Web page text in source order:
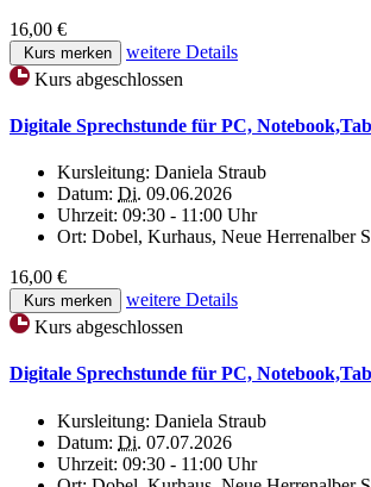
16,00 €
Kurs merken
weitere Details
Kurs abgeschlossen
Digitale Sprechstunde für PC,
Kursleitung: Daniela Straub
Datum: Di. 09.06.2026
Uhrzeit: 09:30 - 11:00 Uhr
Ort: Dobel, Kurhaus, Neue Herrenalber
16,00 €
Kurs merken
weitere Details
Kurs abgeschlossen
Digitale Sprechstunde für PC,
Kursleitung: Daniela Straub
Datum: Di. 07.07.2026
Uhrzeit: 09:30 - 11:00 Uhr